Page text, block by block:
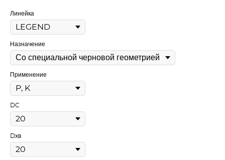
Линейка
Назначение
Применение
DC
Dхв